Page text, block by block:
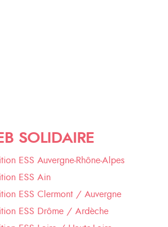
SOLIDAIRE
ESS Auvergne-Rhône-Alpes
ESS Ain
ESS Clermont / Auvergne
ESS Drôme / Ardèche